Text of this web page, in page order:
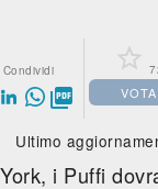
Condividi


VOTA
Ultimo
i Puffi